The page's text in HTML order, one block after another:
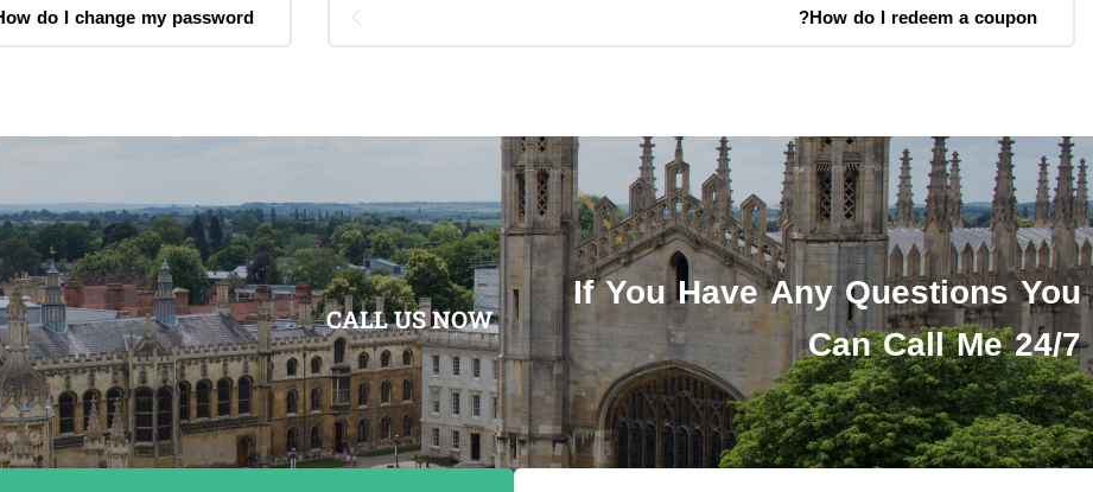
How do I redeem a coupon?
do I change my password?
If You Have Any Questions You
Can Call Me 24/7
CALL US NOW